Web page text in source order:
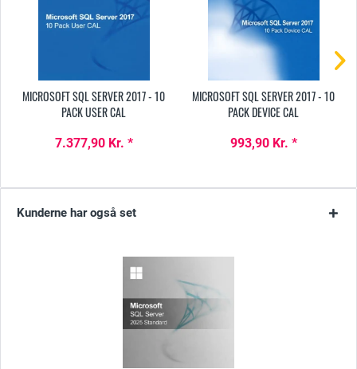
MICROSOFT SQL SERVER 2017 - 10
PACK USER CAL
7.377,90 Kr. *
MICROSOFT SQL SERVER 2017 - 10
PACK DEVICE CAL
993,90 Kr. *
Kunderne har også set